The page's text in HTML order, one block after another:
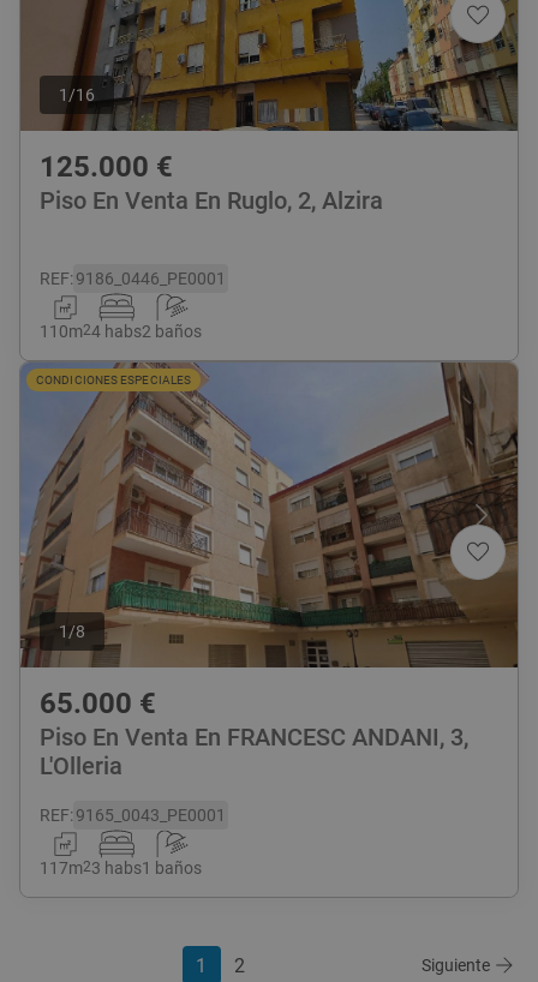
1 /16
125.000 €
Piso En Venta En Ruglo, 2, Alzira
REF:9186_0446_PE0001
110m24 habs2 baños
1 /8
CONDICIONES ESPECIALES
65.000 €
Piso En Venta En FRANCESC ANDANI, 3,
L'Olleria
REF:9165_0043_PE0001
117m23 habs1 baños
1 2 Siguiente